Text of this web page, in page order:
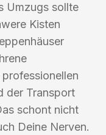
Umzugs sollte
Kisten
der Transport
schont nicht
Deine Nerven.